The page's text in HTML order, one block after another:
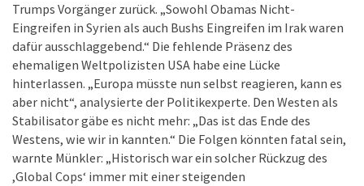
Trumps Vorgänger zurück. „Sowohl Obamas Nicht-
Eingreifen in Syrien als auch Bushs Eingreifen im Irak waren
dafür ausschlaggebend.“ Die fehlende Präsenz des
ehemaligen Weltpolizisten USA habe eine Lücke
hinterlassen. „Europa müsste nun selbst reagieren, kann es
aber nicht“, analysierte der Politikexperte. Den Westen als
Stabilisator gäbe es nicht mehr: „Das ist das Ende des
Westens, wie wir in kannten.“ Die Folgen könnten fatal sein,
warnte Münkler: „Historisch war ein solcher Rückzug des
,Global Cops‘ immer mit einer steigenden